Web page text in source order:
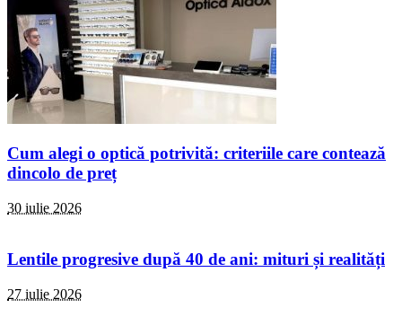
Cum alegi o optică potrivită: criteriile care contează
dincolo de preț
30 iulie 2026
Lentile progresive după 40 de ani: mituri și realități
27 iulie 2026